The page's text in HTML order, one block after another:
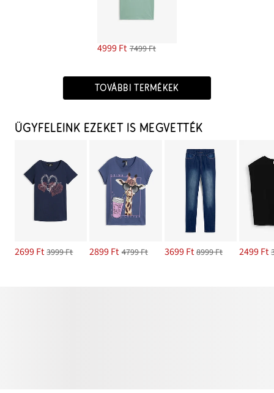
4999 Ft 7499 Ft
TOVÁBBI TERMÉKEK
ÜGYFELEINK EZEKET IS MEGVETTÉK
2699 Ft 3999 Ft 2899 Ft 4799 Ft 3699 Ft 8999 Ft 2499 Ft